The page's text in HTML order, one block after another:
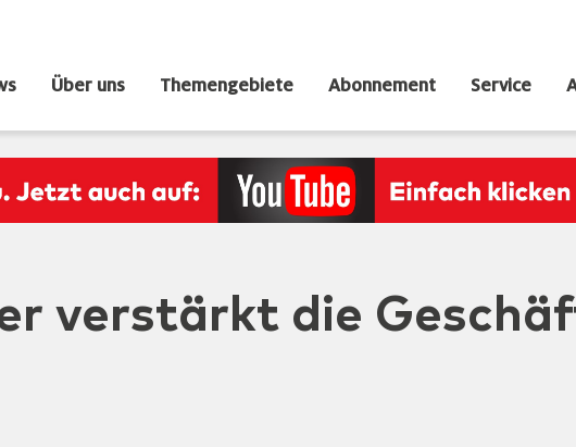
Über uns Themengebiete Abonnement Service
verstärkt die